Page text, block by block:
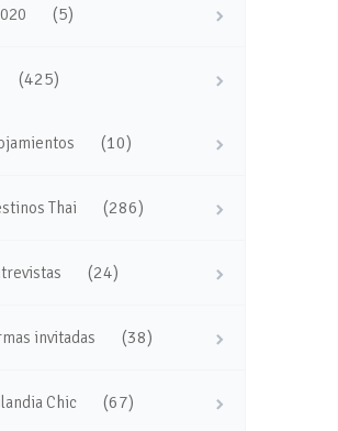
(5)
(425)
(10)
Thai (286)
(24)
invitadas (38)
Chic (67)